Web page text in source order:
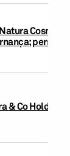
& Co Holding